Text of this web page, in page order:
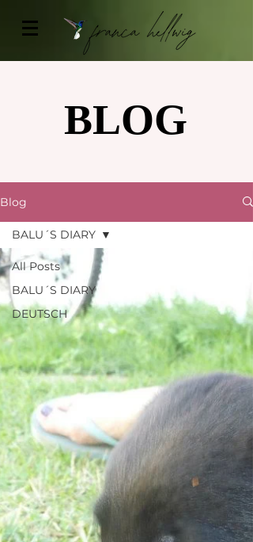
BLOG
BLOG
Blog
All Posts
BALU´S DIARY
DEUTSCH
BALU´S DIARY